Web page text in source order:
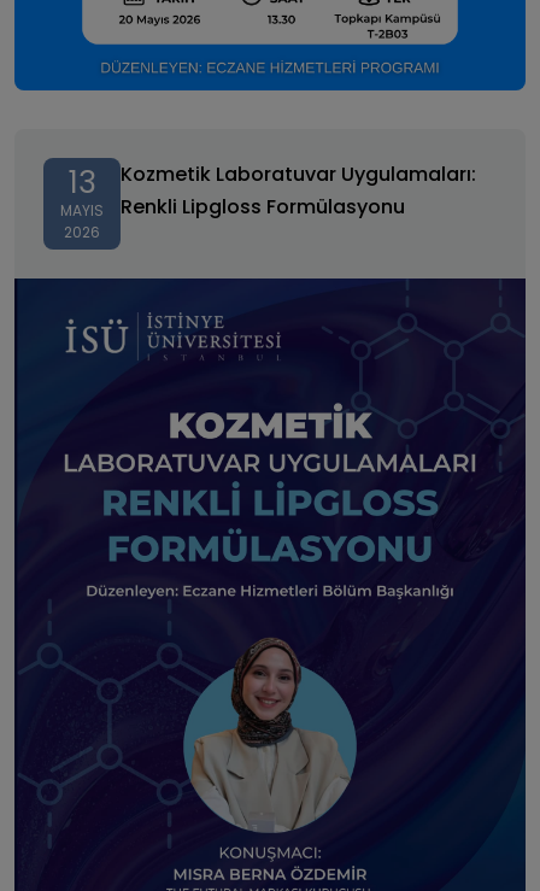
13
MAYIS
2026
Kozmetik Laboratuvar Uygulamaları:
Renkli Lipgloss Formülasyonu
Formülasyonu